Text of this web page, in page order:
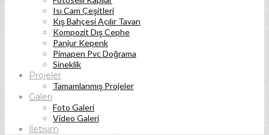
Isı Cam Çeşitleri
Kış Bahçesi Açılır Tavan
Kompozit Dış Cephe
Panjur Kepenk
Pimapen Pvc Doğrama
Sineklik
Projeler
Tamamlanmış Projeler
Galeri
Foto Galeri
Video Galeri
İletişim